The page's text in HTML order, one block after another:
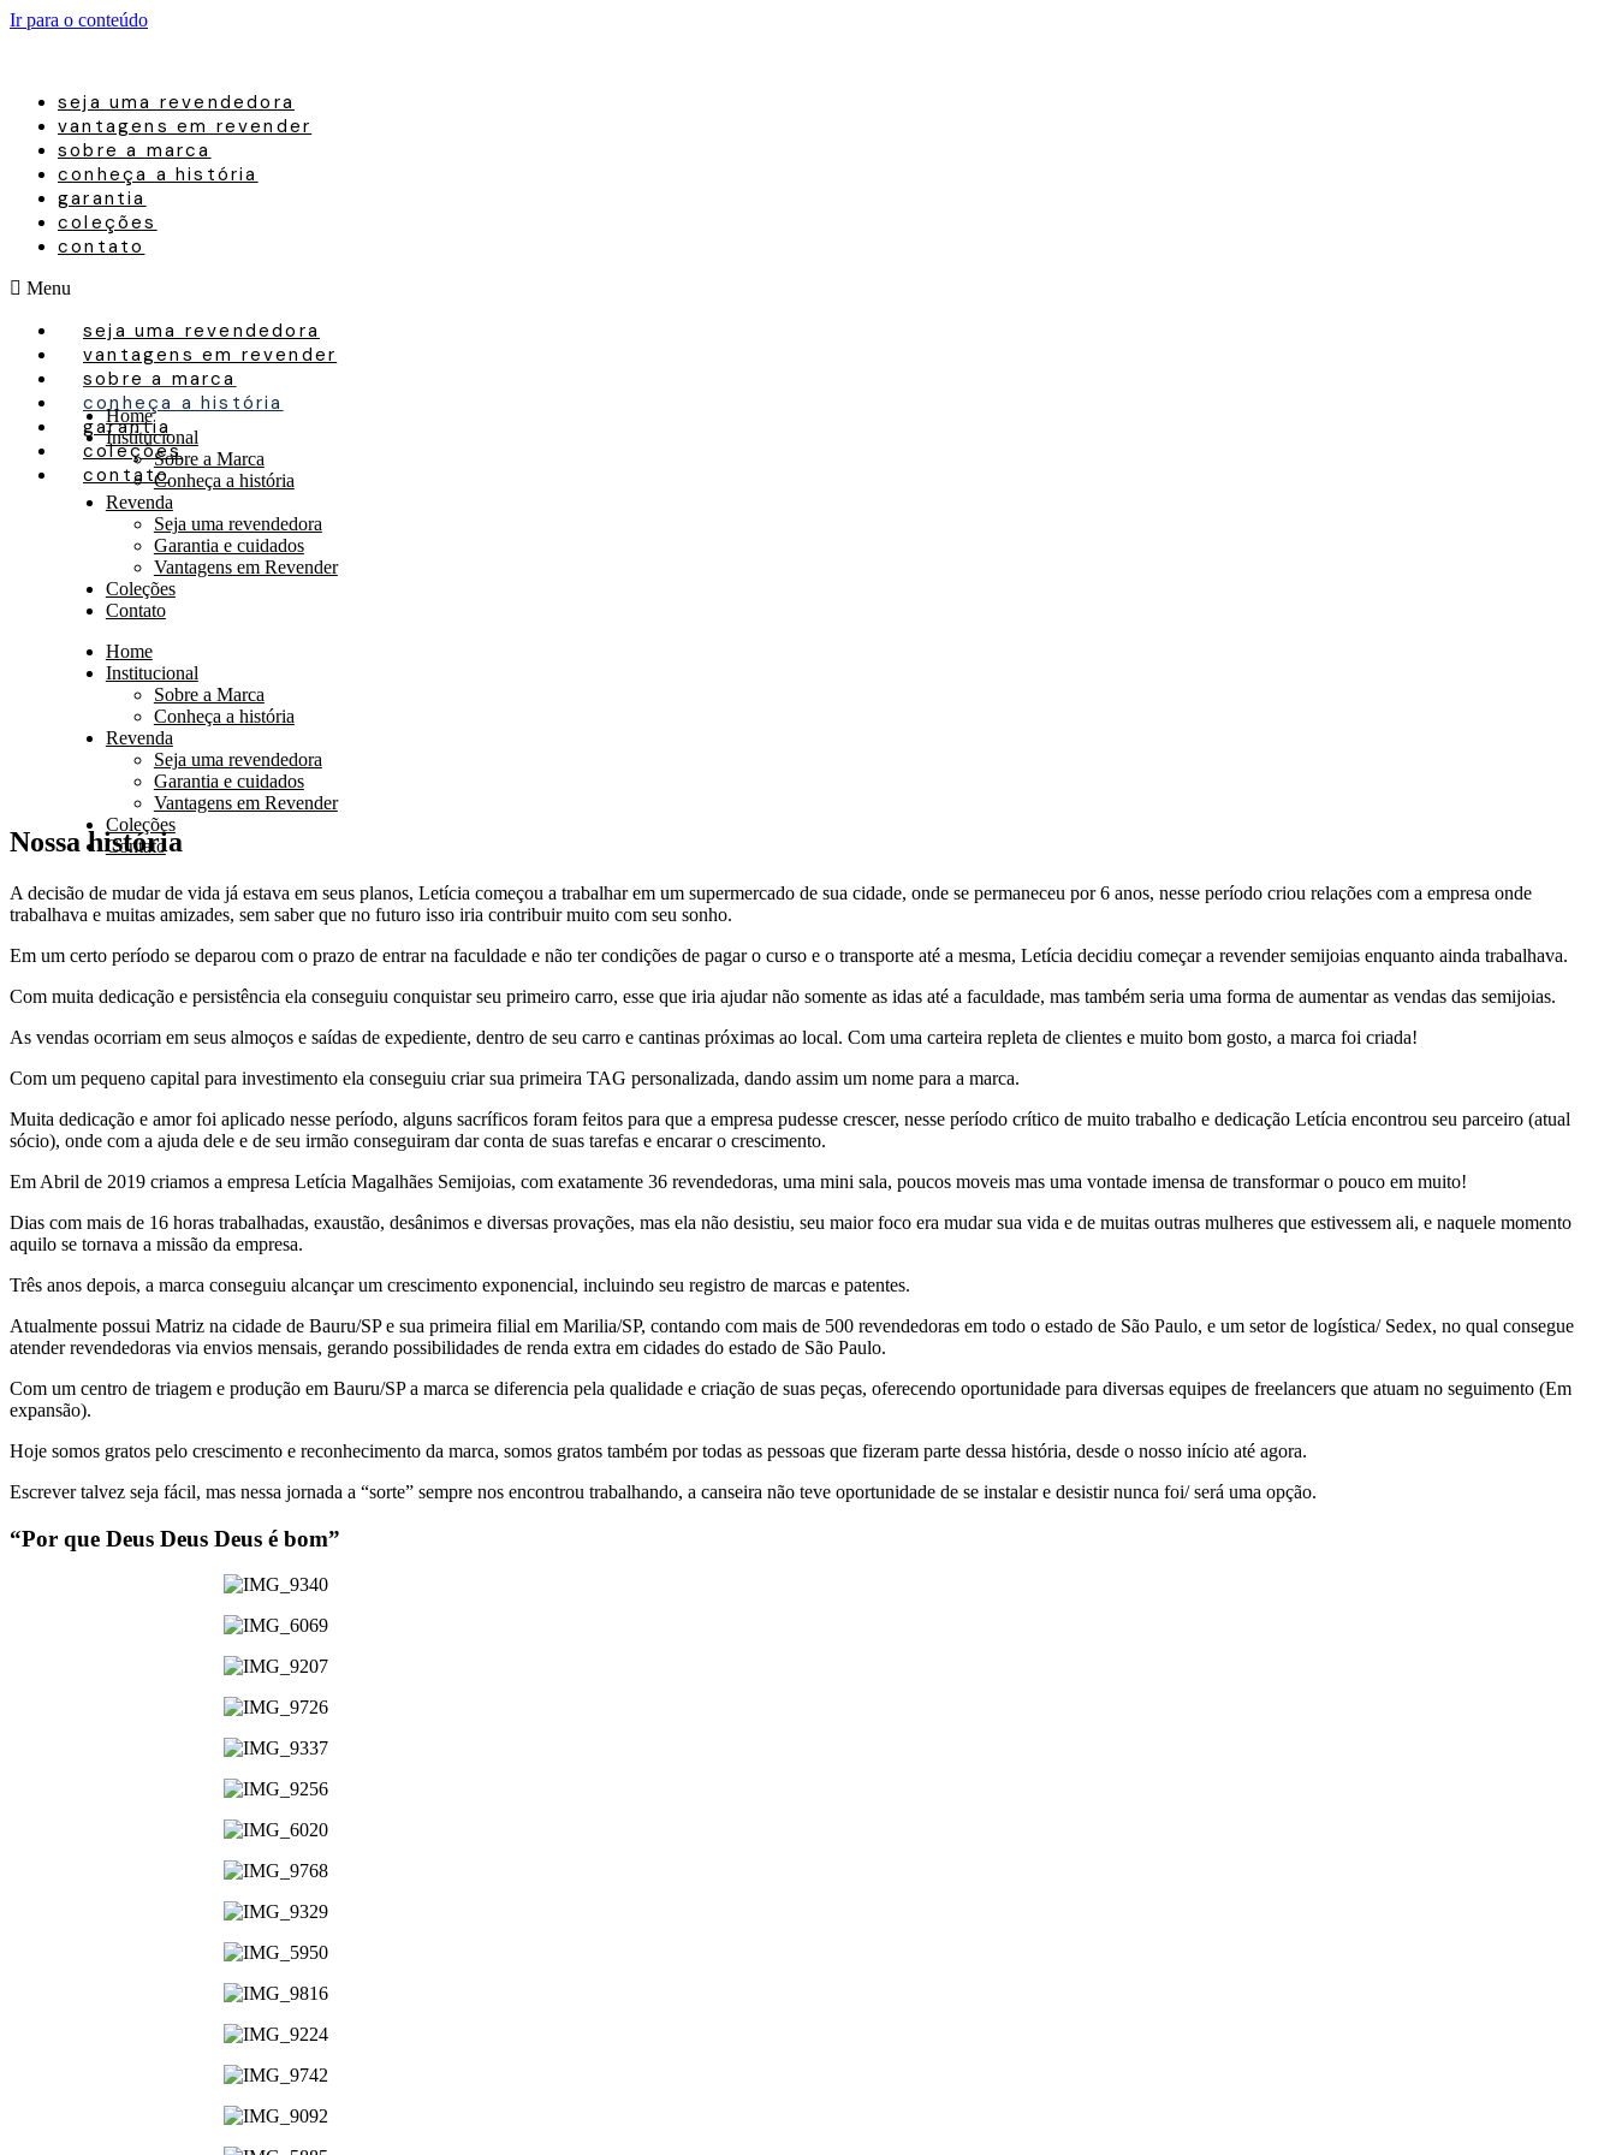
Ir para o conteúdo
seja uma revendedora
vantagens em revender
sobre a marca
conheça a história
garantia
coleções
contato
Menu
seja uma revendedora
vantagens em revender
sobre a marca
conheça a história
garantia
coleções
contato
Home
Institucional
Sobre a Marca
Conheça a história
Revenda
Seja uma revendedora
Garantia e cuidados
Vantagens em Revender
Coleções
Contato
Home
Institucional
Sobre a Marca
Conheça a história
Revenda
Seja uma revendedora
Garantia e cuidados
Vantagens em Revender
Coleções
Contato
Nossa história
A decisão de mudar de vida já estava em seus planos, Letícia começou a trabalhar em um supermercado de sua cidade, onde se permaneceu por 6 anos, nesse período criou relações com a empresa onde
trabalhava e muitas amizades, sem saber que no futuro isso iria contribuir muito com seu sonho.
Em um certo período se deparou com o prazo de entrar na faculdade e não ter condições de pagar o curso e o transporte até a mesma, Letícia decidiu começar a revender semijoias enquanto ainda trabalhava.
Com muita dedicação e persistência ela conseguiu conquistar seu primeiro carro, esse que iria ajudar não somente as idas até a faculdade, mas também seria uma forma de aumentar as vendas das semijoias.
As vendas ocorriam em seus almoços e saídas de expediente, dentro de seu carro e cantinas próximas ao local. Com uma carteira repleta de clientes e muito bom gosto, a marca foi criada!
Com um pequeno capital para investimento ela conseguiu criar sua primeira TAG personalizada, dando assim um nome para a marca.
Muita dedicação e amor foi aplicado nesse período, alguns sacríficos foram feitos para que a empresa pudesse crescer, nesse período crítico de muito trabalho e dedicação Letícia encontrou seu parceiro (atual
sócio), onde com a ajuda dele e de seu irmão conseguiram dar conta de suas tarefas e encarar o crescimento.
Em Abril de 2019 criamos a empresa Letícia Magalhães Semijoias, com exatamente 36 revendedoras, uma mini sala, poucos moveis mas uma vontade imensa de transformar o pouco em muito!
Dias com mais de 16 horas trabalhadas, exaustão, desânimos e diversas provações, mas ela não desistiu, seu maior foco era mudar sua vida e de muitas outras mulheres que estivessem ali, e naquele momento
aquilo se tornava a missão da empresa.
Três anos depois, a marca conseguiu alcançar um crescimento exponencial, incluindo seu registro de marcas e patentes.
Atualmente possui Matriz na cidade de Bauru/SP e sua primeira filial em Marilia/SP, contando com mais de 500 revendedoras em todo o estado de São Paulo, e um setor de logística/ Sedex, no qual consegue
atender revendedoras via envios mensais, gerando possibilidades de renda extra em cidades do estado de São Paulo.
Com um centro de triagem e produção em Bauru/SP a marca se diferencia pela qualidade e criação de suas peças, oferecendo oportunidade para diversas equipes de freelancers que atuam no seguimento (Em
expansão).
Hoje somos gratos pelo crescimento e reconhecimento da marca, somos gratos também por todas as pessoas que fizeram parte dessa história, desde o nosso início até agora.
Escrever talvez seja fácil, mas nessa jornada a “sorte” sempre nos encontrou trabalhando, a canseira não teve oportunidade de se instalar e desistir nunca foi/ será uma opção.
“Por que Deus Deus Deus é bom”